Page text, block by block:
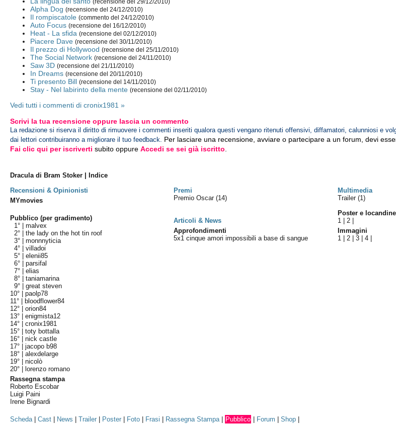
(recensione del 29/12/2010)
Alpha Dog (recensione del 24/12/2010)
Il rompiscatole (commento del 24/12/2010)
Auto Focus (recensione del 16/12/2010)
Heat - La sfida (recensione del 02/12/2010)
Piacere Dave (recensione del 30/11/2010)
Il prezzo di Hollywood (recensione del 25/11/2010)
The Social Network (recensione del 24/11/2010)
Saw 3D (recensione del 21/11/2010)
In Dreams (recensione del 20/11/2010)
Ti presento Bill (recensione del 14/11/2010)
Stay - Nel labirinto della mente (recensione del 02/11/2010)
Vedi tutti i commenti di cronix1981 »
Scrivi la tua recensione oppure lascia un commento
La redazione si riserva il diritto di rimuovere i commenti inseriti qualora questi vengano ritenuti offensivi, diffamatori, calunniosi e
dai lettori contribuiranno a migliorare il tuo feedback. Per lasciare una recensione, avviare o partecipare a un forum, devi
Fai clic qui per iscriverti subito oppureAccedi se sei già iscritto
Dracula di Bram Stoker | Indice
Recensioni & Opinionisti
Premi Multimedia
MYmovies
Pubblico (per gradimento)
1° |malvex
2° |the lady on the hot tin roof
3° |monnnyticia
4° |villadoi
5° |elenii85
6° |parsifal
7° |elias
8° |taniamarina
9° |great steven
10° |paolp78
11° |
bloodflower84
12° |orion84
13° |enigmista12
14° |cronix1981
15° |toty bottalla
16° |nick castle
17° |jacopo b98
18° |alexdelarge
19° |nicolò
20° |
lorenzo romano
Rassegna stampa
Roberto Escobar
Luigi Paini
Irene Bignardi
Premio Oscar(14)
Articoli & News
Approfondimenti
5x1 cinque amori impossibili a base di sangue
Trailer (1)
Poster e locandine
1 |2
Immagini
1 |2 |3 |4
Scheda|Cast News |Trailer Poster Foto Frasi Rassegna Stampa| Pubblico Forum |Shop